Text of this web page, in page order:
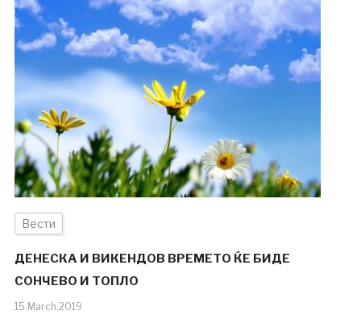
Вести
ДЕНЕСКА И ВИКЕНДОВ ВРЕМЕТО ЌЕ БИДЕ
СОНЧЕВО И ТОПЛО
15.March.2019